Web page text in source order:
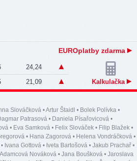
EUROplatby zdarma
24,24
21,09 Kalkulačka
Slováčková •Artur Štaidl • Bolek Polívka •
Patrasová • Daniela Písařovicová •
• Eva Samková • Felix Slováček • Filip Blažek •
• Hana Zagorová • Helena Vondráčková •
• Ivana Gottová • Iveta Bartošová • Jakub Prachař •
Nováková • Jana Boušková • Jaroslava